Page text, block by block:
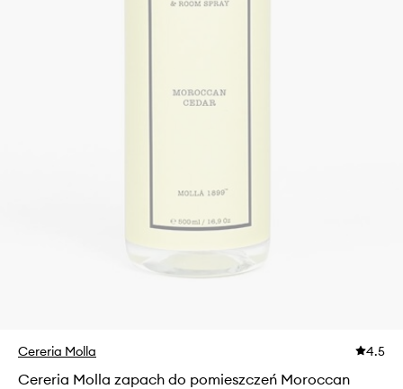
Cereria Molla 4.5
Cereria Molla zapach do pomieszczeń Moroccan